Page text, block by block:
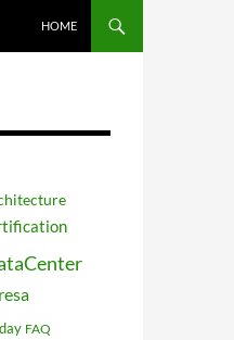
HOME
FAQ